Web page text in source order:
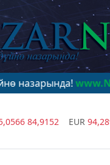
84,9152 EUR